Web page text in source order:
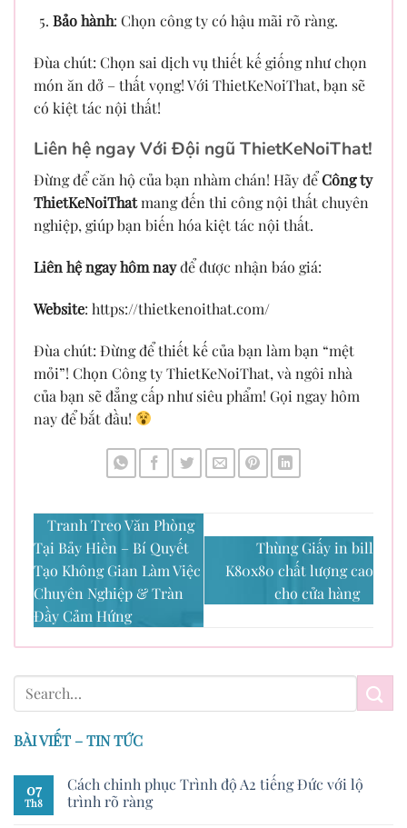
Bảo hành: Chọn công ty có hậu mãi rõ ràng.
Đùa chút: Chọn sai dịch vụ thiết kế giống như chọn
món ăn dở – thất vọng! Với ThietKeNoiThat, bạn sẽ
có kiệt tác nội thất!
Liên hệ ngay Với Đội ngũ ThietKeNoiThat!
Đừng để căn hộ của bạn nhàm chán! Hãy đểCông ty
ThietKeNoiThatmang đến thi công nội thất chuyên
nghiệp, giúp bạn biến hóa kiệt tác nội thất.
Liên hệ ngay hôm nayđể được nhận báo giá:
Website: https://thietkenoithat.com/
Đùa chút: Đừng để thiết kế của bạn làm bạn “mệt
mỏi”! Chọn Công ty ThietKeNoiThat, và ngôi nhà
của bạn sẽ đẳng cấp như siêu phẩm! Gọi ngay hôm
nay để bắt đầu!
Tranh Treo Văn Phòng
Tại Bảy Hiền – Bí Quyết
Tạo Không Gian Làm Việc
Chuyên Nghiệp & Tràn
Đầy Cảm Hứng
Thùng Giấy in bill
K80x80 chất lượng cao
cho cửa hàng
BÀI VIẾT – TIN TỨC
07
Th8
Cách chinh phục Trình độ A2 tiếng Đức với lộ
trình rõ ràng